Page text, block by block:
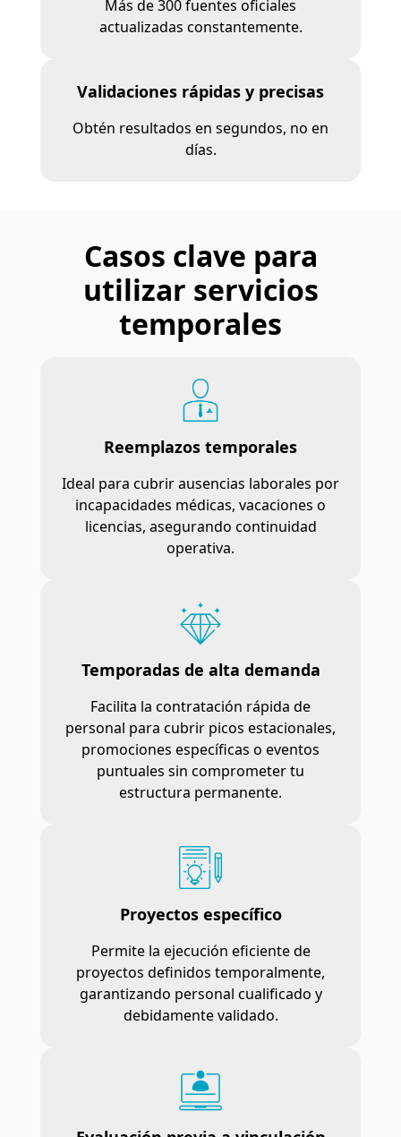
Más de 300 fuentes oficiales
actualizadas constantemente.
Validaciones rápidas y precisas
Obtén resultados en segundos, no en
días.
Casos clave para
utilizar servicios
temporales
Reemplazos temporales
Ideal para cubrir ausencias laborales por
incapacidades médicas, vacaciones o
licencias, asegurando continuidad
operativa.
Temporadas de alta demanda
Facilita la contratación rápida de
personal para cubrir picos estacionales,
promociones específicas o eventos
puntuales sin comprometer tu
estructura permanente.
Proyectos específico
Permite la ejecución eficiente de
proyectos definidos temporalmente,
garantizando personal cualificado y
debidamente validado.